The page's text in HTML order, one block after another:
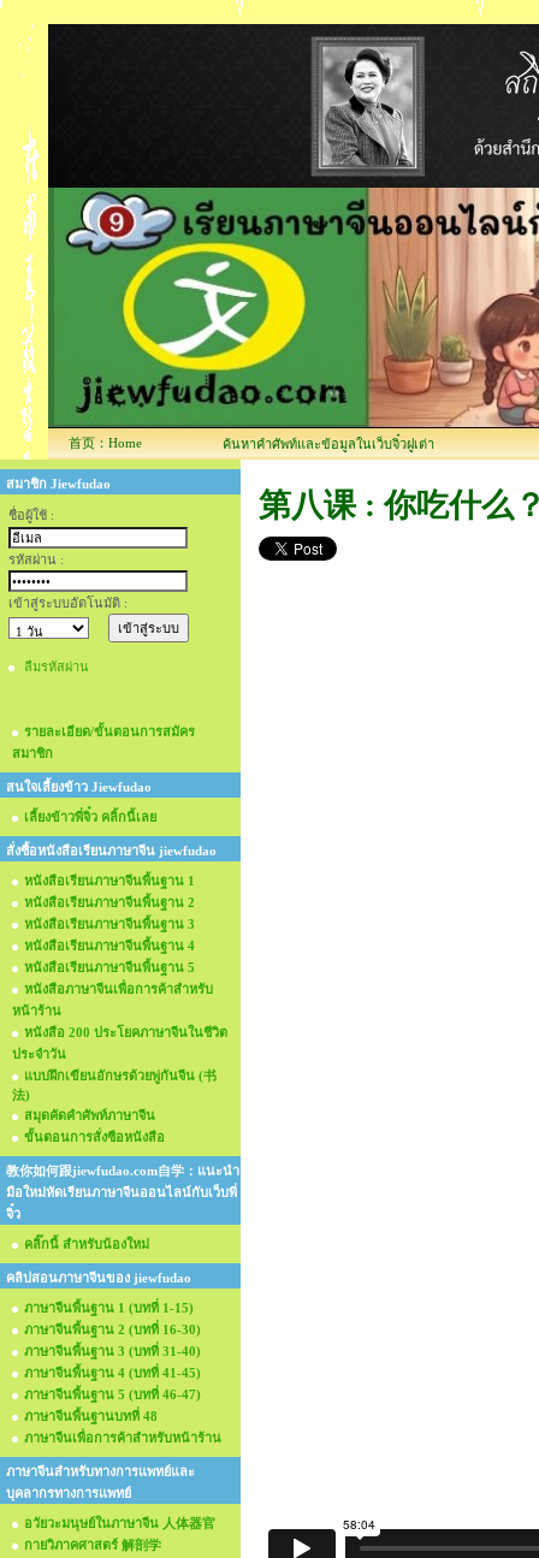
首页：Home ค้นหาคำศัพท์และข้อมูลในเว็บจิ๋วฝูเต่า
สมาชิก Jiewfudao
ชื่อผู้ใช้ :
รหัสผ่าน :
เข้าสู่ระบบอัตโนมัติ :
ลืมรหัสผ่าน
รายละเอียด/ขั้นตอนการสมัคร
สมาชิก
สนใจเลี้ยงข้าว Jiewfudao
เลี้ยงข้าวพี่จิ๋ว คลิ้กนี้เลย
สั่งซื้อหนังสือเรียนภาษาจีน jiewfudao
หนังสือเรียนภาษาจีนพื้นฐาน 1
หนังสือเรียนภาษาจีนพื้นฐาน 2
หนังสือเรียนภาษาจีนพื้นฐาน 3
หนังสือเรียนภาษาจีนพื้นฐาน 4
หนังสือเรียนภาษาจีนพื้นฐาน 5
หนังสือภาษาจีนเพื่อการค้าสำหรับ
หน้าร้าน
หนังสือ 200 ประโยคภาษาจีนในชีวิต
ประจำวัน
แบบฝึกเขียนอักษรด้วยพู่กันจีน (书
法)
สมุดคัดคำศัพท์ภาษาจีน
ขั้นตอนการสั่งซือหนังสือ
教你如何跟jiewfudao.com自学：แนะนำ
มือใหม่หัดเรียนภาษาจีนออนไลน์กับเว็บพี่
จิ๋ว
คลิ๊กนี้ สำหรับน้องใหม่
คลิปสอนภาษาจีนของ jiewfudao
ภาษาจีนพื้นฐาน 1 (บทที่ 1-15)
ภาษาจีนพื้นฐาน 2 (บทที่ 16-30)
ภาษาจีนพื้นฐาน 3 (บทที่ 31-40)
ภาษาจีนพื้นฐาน 4 (บทที่ 41-45)
ภาษาจีนพื้นฐาน 5 (บทที่ 46-47)
ภาษาจีนพื้นฐานบทที่ 48
ภาษาจีนเพื่อการค้าสำหรับหน้าร้าน
ภาษาจีนสำหรับทางการแพทย์และ
บุคลากรทางการแพทย์
อวัยวะมนุษย์ในภาษาจีน 人体器官
กายวิภาคศาสตร์ 解剖学
第八课 : 你吃什么